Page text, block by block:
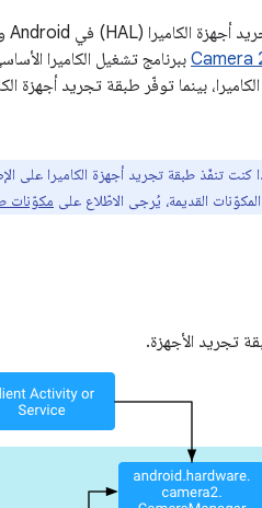
Camera ببرنامج تشغيل الكاميرا
بينما توفّر طبقة تجريد أجهزة
مكوّنات
تجريد الأجهزة.